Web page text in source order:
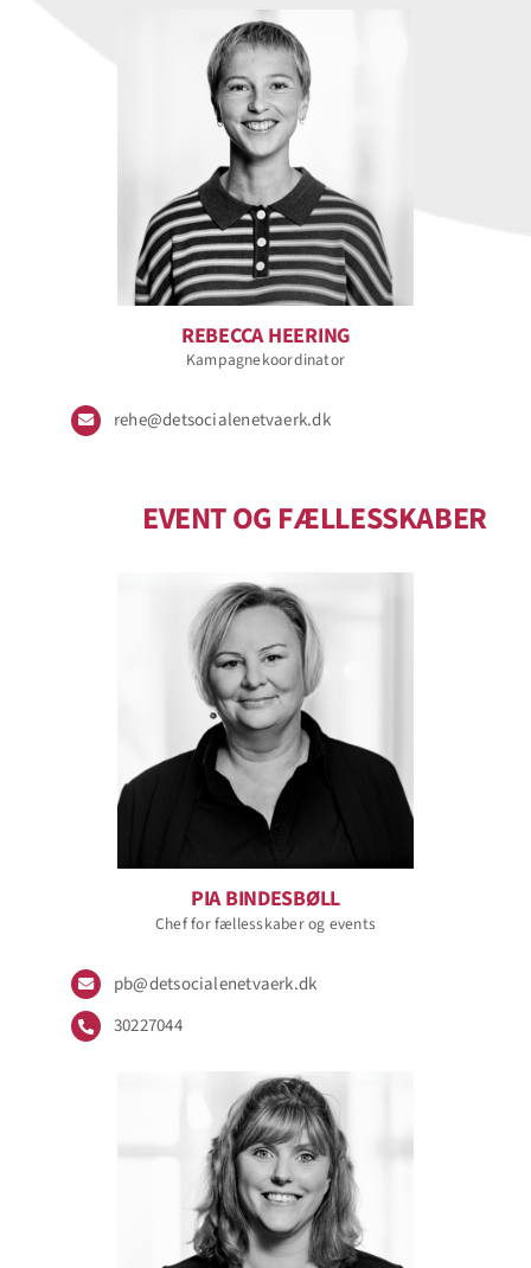
REBECCA HEERING
Kampagnekoordinator
rehe@detsocialenetvaerk.dk
EVENT OG FÆLLESSKABER
PIA BINDESBØLL
Chef for fællesskaber og events
pb@detsocialenetvaerk.dk
30227044